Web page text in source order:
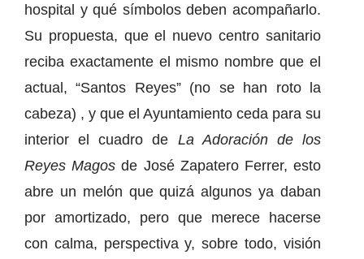
hospital y qué símbolos deben acompañarlo.
Su propuesta, que el nuevo centro sanitario
reciba exactamente el mismo nombre que el
actual, “Santos Reyes” (no se han roto la
cabeza) , y que el Ayuntamiento ceda para su
interior el cuadro de La Adoración de los
Reyes Magos de José Zapatero Ferrer, esto
abre un melón que quizá algunos ya daban
por amortizado, pero que merece hacerse
con calma, perspectiva y, sobre todo, visión